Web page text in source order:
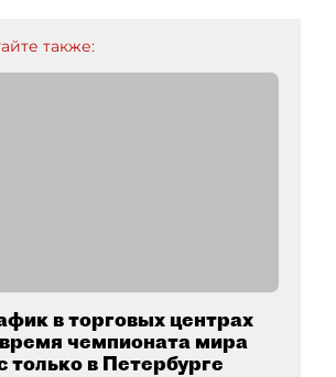
также:
в торговых центрах
чемпионата мира
только в Петербурге